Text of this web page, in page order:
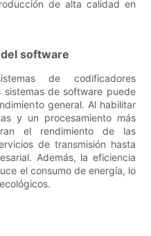
de alta calidad en
software
de codificadores
de software puede
general. Al habilitar
y un procesamiento más
el rendimiento de las
de transmisión hasta
Además, la eficiencia
el consumo de energía, lo